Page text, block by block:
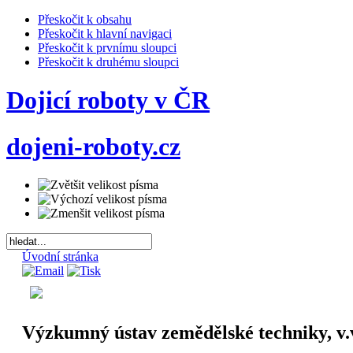
Přeskočit k obsahu
Přeskočit k hlavní navigaci
Přeskočit k prvnímu sloupci
Přeskočit k druhému sloupci
Dojicí roboty v ČR
dojeni-roboty.cz
Úvodní stránka
Výzkumný ústav zemědělské techniky,